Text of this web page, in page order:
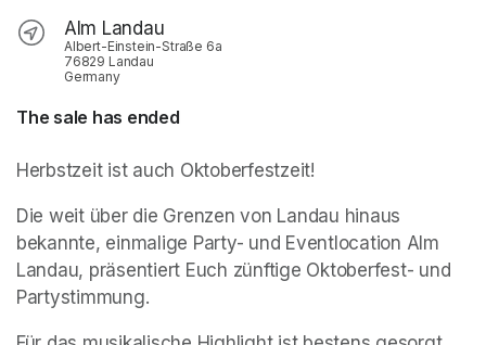
Alm Landau
Albert-Einstein-Straße 6a
76829 Landau
Germany
The sale has ended
Herbstzeit ist auch Oktoberfestzeit!
Die weit über die Grenzen von Landau hinaus
bekannte, einmalige Party- und Eventlocation Alm
Landau, präsentiert Euch zünftige Oktoberfest- und
Partystimmung.